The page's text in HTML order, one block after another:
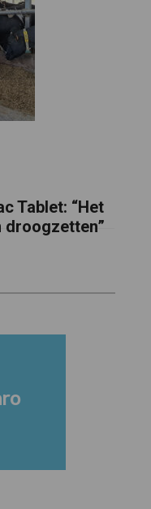
Tablet: “Het
droogzetten”